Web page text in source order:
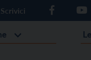
Scrivici